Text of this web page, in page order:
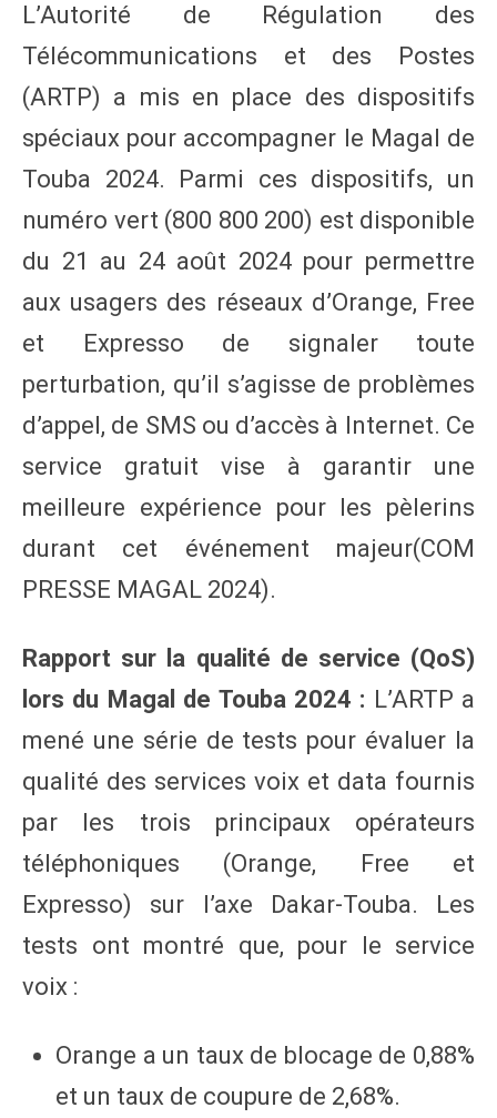
L’Autorité de Régulation des
Télécommunications et des Postes
(ARTP) a mis en place des dispositifs
spéciaux pour accompagner le Magal de
Touba 2024. Parmi ces dispositifs, un
numéro vert (800 800 200) est disponible
du 21 au 24 août 2024 pour permettre
aux usagers des réseaux d’Orange, Free
et Expresso de signaler toute
perturbation, qu’il s’agisse de problèmes
d’appel, de SMS ou d’accès à Internet. Ce
service gratuit vise à garantir une
meilleure expérience pour les pèlerins
durant cet événement majeur​(COM
PRESSE MAGAL 2024).
Rapport sur la qualité de service (QoS)
lors du Magal de Touba 2024 : L’ARTP a
mené une série de tests pour évaluer la
qualité des services voix et data fournis
par les trois principaux opérateurs
téléphoniques (Orange, Free et
Expresso) sur l’axe Dakar-Touba. Les
tests ont montré que, pour le service
voix :
Orange a un taux de blocage de 0,88%
et un taux de coupure de 2,68%.